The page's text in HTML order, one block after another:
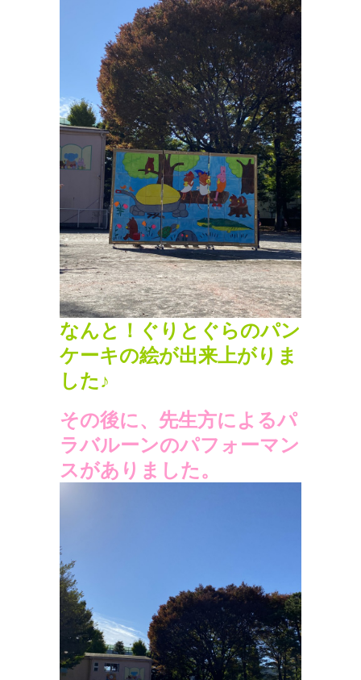
なんと！ぐりとぐらのパン
ケーキの絵が出来上がりま
した♪
その後に、先生方によるパ
ラバルーンのパフォーマン
スがありました。